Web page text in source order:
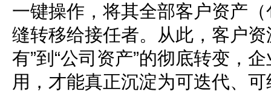
一键操作，将其全部客户资产
缝转移给接任者。从此，客户资
有”到“公司资产”的彻底转变，
用，才能真正沉淀为可迭代、